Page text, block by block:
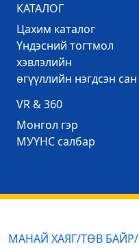
КАТАЛОГ
Цахим каталог
Үндэсний тогтмол
хэвлэлийн
өгүүллийн нэгдсэн сан
VR & 360
Mонгол гэр
МУҮНС салбар
МАНАЙ ХАЯГ/ТӨВ БАЙР/